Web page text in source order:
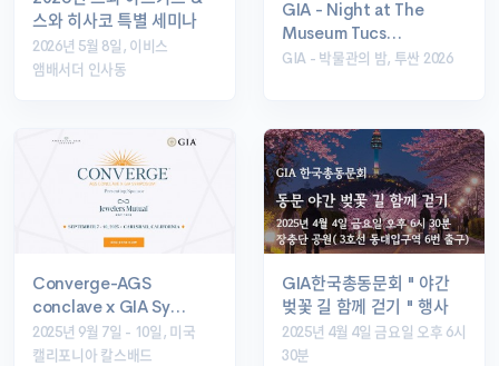
스와 히사코 특별 세미나
2026년 5월 8일, 이비스
앰배서더 인사동
GIA - Night at The
Museum Tucs…
GIA - 박물관의 밤, 투싼 2026
Converge-AGS
conclave x GIA Sy…
2025년 9월 7일 - 10일, 미국
캘리포니아 칼스배드
GIA한국총동문회 " 야간
벚꽃 길 함께 걷기 " 행사
2025년 4월 4일 금요일 오후 6시
30분